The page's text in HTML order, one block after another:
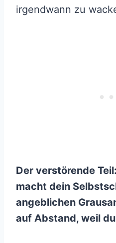
irgendwann zu
Der verstörende
macht dein
angeblichen
auf Abstand, weil